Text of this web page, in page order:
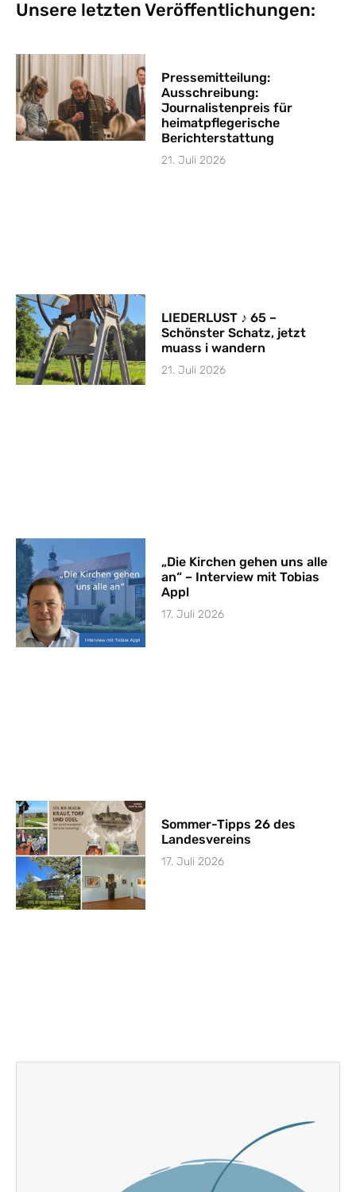
Unsere letzten Veröffentlichungen:
Pressemitteilung:
Ausschreibung:
Journalistenpreis für
heimatpflegerische
Berichterstattung
21. Juli 2026
LIEDERLUST ♪ 65 –
Schönster Schatz, jetzt
muass i wandern
21. Juli 2026
„Die Kirchen gehen uns alle
an“ – Interview mit Tobias
Appl
17. Juli 2026
Sommer-Tipps 26 des
Landesvereins
17. Juli 2026